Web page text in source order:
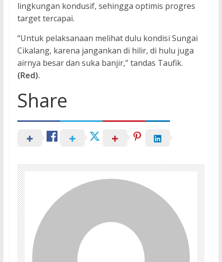
lingkungan kondusif, sehingga optimis progres
target tercapai.
“Untuk pelaksanaan melihat dulu kondisi Sungai
Cikalang, karena jangankan di hilir, di hulu juga
airnya besar dan suka banjir,” tandas Taufik.
(Red).
Share